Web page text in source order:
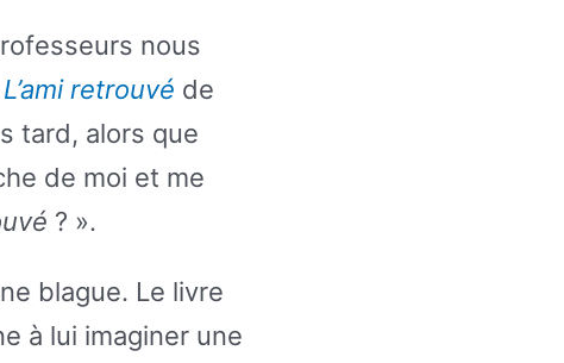
nous
L’ami retrouvé de
tard, alors que
de moi et me
? ».
blague. Le livre
à lui imaginer une